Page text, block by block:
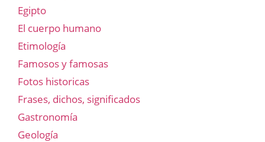
Egipto
El cuerpo humano
Etimología
Famosos y famosas
Fotos historicas
Frases, dichos, significados
Gastronomía
Geología